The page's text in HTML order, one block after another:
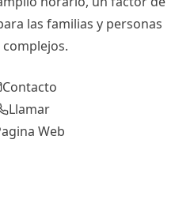
las familias y personas
Contacto
Llamar
Web